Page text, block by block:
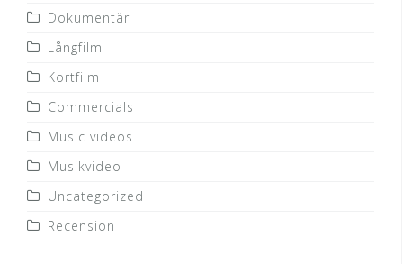
Dokumentär
Långfilm
Kortfilm
Commercials
Music videos
Musikvideo
Uncategorized
Recension